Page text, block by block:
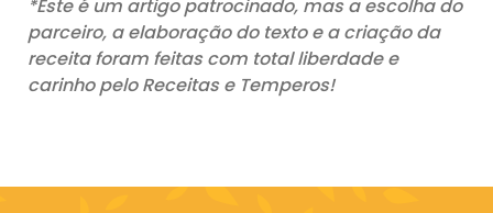
*Este é um artigo patrocinado, mas a escolha do
parceiro, a elaboração do texto e a criação da
receita foram feitas com total liberdade e
carinho pelo Receitas e Temperos!